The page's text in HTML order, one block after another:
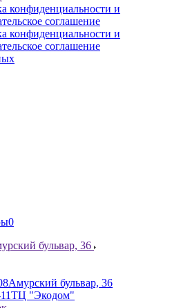
конфиденциальности и
соглашение
конфиденциальности и
соглашение
0
бульвар, 36
Амурский бульвар, 36
ТЦ "Экодом"